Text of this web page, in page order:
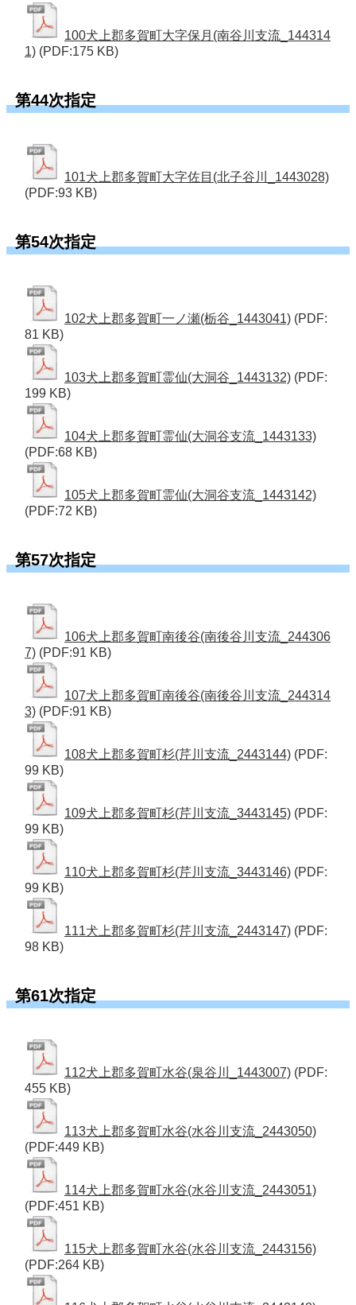
100犬上郡多賀町大字保月(南谷川支流_144314
1) (PDF:175 KB)
第44次指定
101犬上郡多賀町大字佐目(北子谷川_1443028)
(PDF:93 KB)
第54次指定
102犬上郡多賀町一ノ瀬(栃谷_1443041) (PDF:
81 KB)
103犬上郡多賀町霊仙(大洞谷_1443132) (PDF:
199 KB)
104犬上郡多賀町霊仙(大洞谷支流_1443133)
(PDF:68 KB)
105犬上郡多賀町霊仙(大洞谷支流_1443142)
(PDF:72 KB)
第57次指定
106犬上郡多賀町南後谷(南後谷川支流_244306
7) (PDF:91 KB)
107犬上郡多賀町南後谷(南後谷川支流_244314
3) (PDF:91 KB)
108犬上郡多賀町杉(芹川支流_2443144) (PDF:
99 KB)
109犬上郡多賀町杉(芹川支流_3443145) (PDF:
99 KB)
110犬上郡多賀町杉(芹川支流_3443146) (PDF:
99 KB)
111犬上郡多賀町杉(芹川支流_2443147) (PDF:
98 KB)
第61次指定
112犬上郡多賀町水谷(泉谷川_1443007) (PDF:
455 KB)
113犬上郡多賀町水谷(水谷川支流_2443050)
(PDF:449 KB)
114犬上郡多賀町水谷(水谷川支流_2443051)
(PDF:451 KB)
115犬上郡多賀町水谷(水谷川支流_2443156)
(PDF:264 KB)